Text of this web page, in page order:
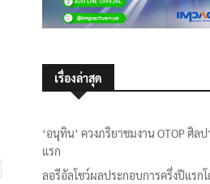
เรื่องล่าสุด
‘อนุทิน’ ควงภริยาชมงาน OTOP ศิล
แรก
ลอรีอัลโชว์ผลประกอบการครึ่งปีแรก